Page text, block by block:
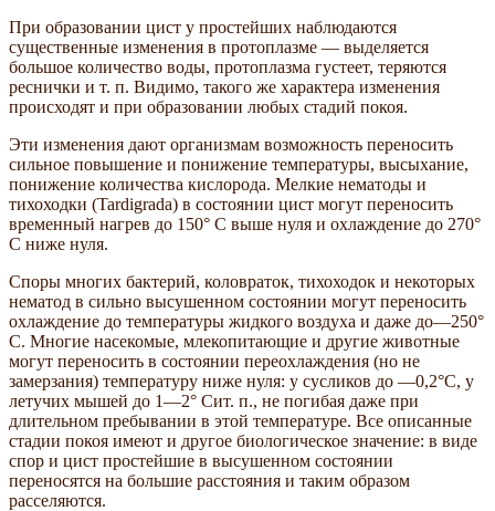
При образовании цист у простейших наблюдаются
существенные изменения в протоплазме — выделяется
большое количество воды, протоплазма густеет, теряются
реснички и т. п. Видимо, такого же характера изменения
происходят и при образовании любых стадий покоя.
Эти изменения дают организмам возможность переносить
сильное повышение и понижение температуры, высыхание,
понижение количества кислорода. Мелкие нематоды и
тихоходки (Tardigrada) в состоянии цист могут переносить
временный нагрев до 150° С выше нуля и охлаждение до 270°
С ниже нуля.
Споры многих бактерий, коловраток, тихоходок и некоторых
нематод в сильно высушенном состоянии могут переносить
охлаждение до температуры жидкого воздуха и даже до—250°
С. Многие насекомые, млекопитающие и другие животные
могут переносить в состоянии переохлаждения (но не
замерзания) температуру ниже нуля: у сусликов до —0,2°С, у
летучих мышей до 1—2° Сит. п., не погибая даже при
длительном пребывании в этой температуре. Все описанные
стадии покоя имеют и другое биологическое значение: в виде
спор и цист простейшие в высушенном состоянии
переносятся на большие расстояния и таким образом
расселяются.